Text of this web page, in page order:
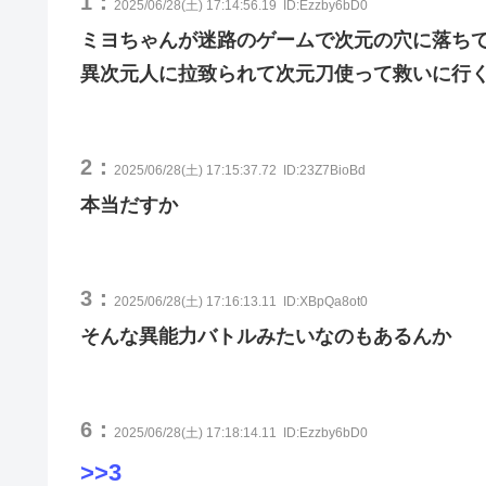
2025/06/28(土) 17:14:56.19 ID:Ezzby6bD0
ミヨちゃんが迷路のゲームで次元の穴に落ち
異次元人に拉致られて次元刀使って救いに行
2： 2025/06/28(土) 17:15:37.72 ID:23Z7BioBd
本当だすか
3： 2025/06/28(土) 17:16:13.11 ID:XBpQa8ot0
そんな異能力バトルみたいなのもあるんか
6： 2025/06/28(土) 17:18:14.11 ID:Ezzby6bD0
>>3